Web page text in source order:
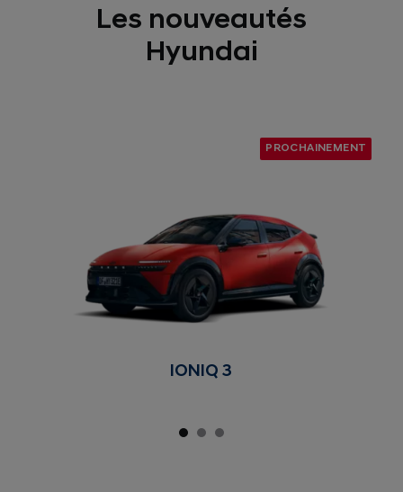
Les nouveautés
Hyundai
PROCHAINEMENT
IONIQ 3